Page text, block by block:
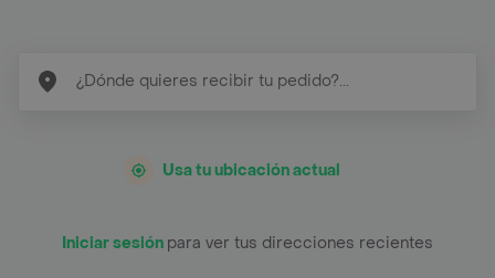
Usa tu ubicación actual
Iniciar sesión para ver tus direcciones recientes